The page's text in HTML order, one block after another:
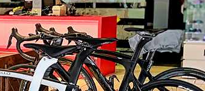
FULCRUM MICHE
ELITE SHIMANO